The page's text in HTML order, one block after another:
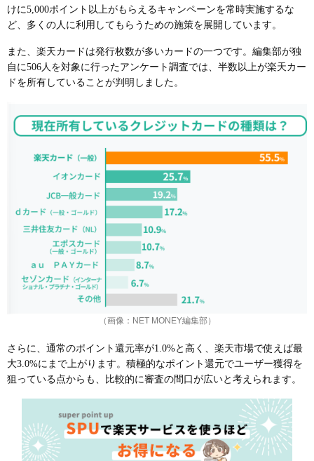
けに5,000ポイント以上がもらえるキャンペーンを常時実施するな
ど、多くの人に利用してもらうための施策を展開しています。
また、楽天カードは発行枚数が多いカードの一つです。編集部が独
自に506人を対象に行ったアンケート調査では、半数以上が楽天カー
ドを所有していることが判明しました。
（画像：NET MONEY編集部）
さらに、通常のポイント還元率が1.0%と高く、楽天市場で使えば最
大3.0%にまで上がります。積極的なポイント還元でユーザー獲得を
狙っている点からも、比較的に審査の間口が広いと考えられます。